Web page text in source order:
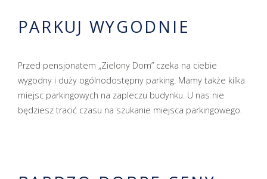
PARKUJ WYGODNIE
Przed pensjonatem „Zielony Dom” czeka na ciebie
wygodny i duży ogólnodostępny parking. Mamy także kilka
miejsc parkingowych na zapleczu budynku. U nas nie
będziesz tracić czasu na szukanie miejsca parkingowego.